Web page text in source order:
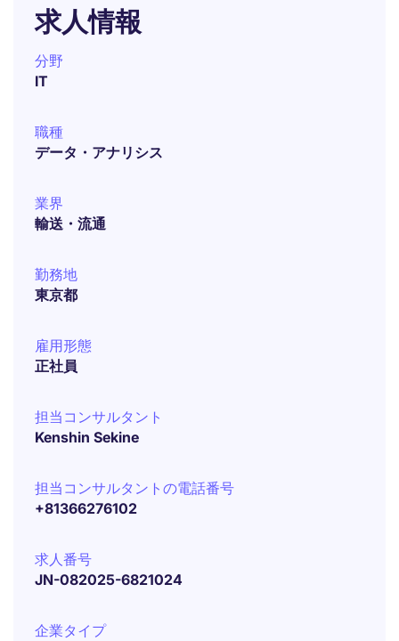
求人情報
分野
IT
職種
データ・アナリシス
業界
輸送・流通
勤務地
東京都
雇用形態
正社員
担当コンサルタント
Kenshin Sekine
担当コンサルタントの電話番号
+81366276102
求人番号
JN-082025-6821024
企業タイプ